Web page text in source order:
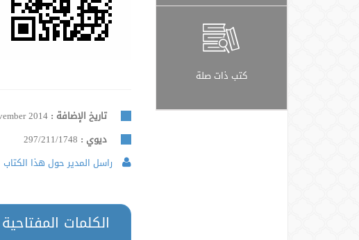
كتب ذات صلة
تاريخ الإضافة : 2014
ديوي : 297/211/1748
راسل المدير حول هذا الكتاب
الكلمات